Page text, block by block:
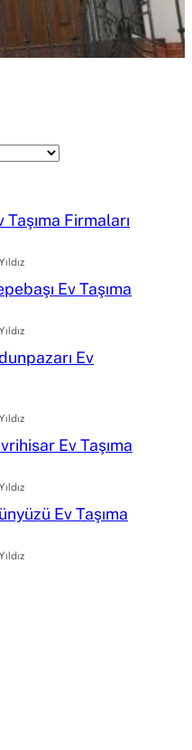
Taşıma Firmaları
Ev Taşıma
Ev
Ev Taşıma
Ev Taşıma